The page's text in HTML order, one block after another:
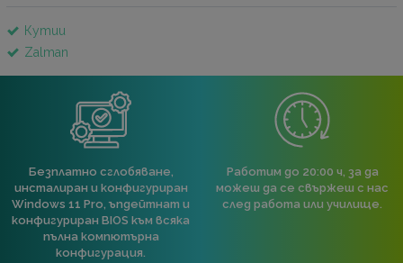
Кутии
Zalman
Безплатно сглобяване,
инсталиран и конфигуриран
Windows 11 Pro, ъпдейтнат и
конфигуриран BIOS към всяка
пълна компютърна
конфигурация.
Работим до 20:00 ч, за да
можеш да се свържеш с нас
след работа или училище.